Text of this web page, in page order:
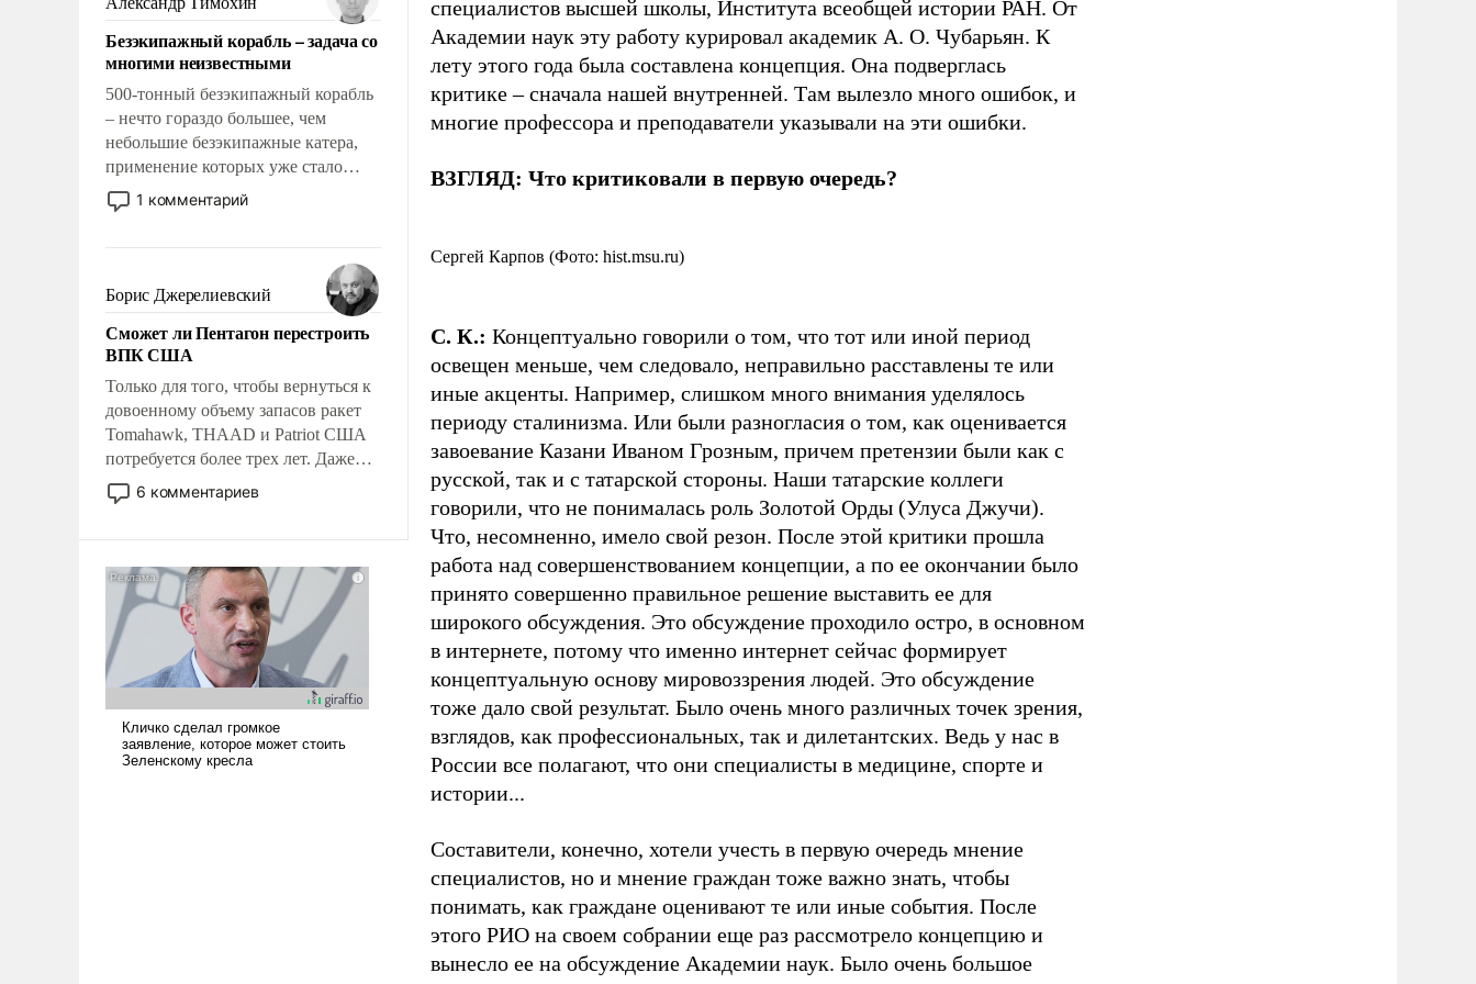
адаптироваться.
Безэкипажный корабль – задача со
многими неизвестными
500-тонный безэкипажный корабль
– нечто гораздо большее, чем
небольшие безэкипажные катера,
применение которых уже стало
обыденностью. Задача по созданию
такого корабля очень сложна и
реализация радикально поднимет
наши боевые возможности.
1 комментарий
Борис Джерелиевский
Сможет ли Пентагон перестроить
ВПК США
Только для того, чтобы вернуться к
довоенному объему запасов ракет
Tomahawk, THAAD и Patriot США
потребуется более трех лет. Даже
небольшая война с Ираном
опустошила американские
уязвимости США, например, перед
Китаем.
6 комментариев
специалистов высшей школы, Института всеобщей истории РАН. От
Академии наук эту работу курировал академик А. О. Чубарьян. К
лету этого года была составлена концепция. Она подверглась
критике – сначала нашей внутренней. Там вылезло много ошибок, и
многие профессора и преподаватели указывали на эти ошибки.
ВЗГЛЯД: Что критиковали в первую очередь?
Сергей Карпов (Фото: hist.msu.ru)
С. К.: Концептуально говорили о том, что тот или иной период
освещен меньше, чем следовало, неправильно расставлены те или
иные акценты. Например, слишком много внимания уделялось
периоду сталинизма. Или были разногласия о том, как оценивается
завоевание Казани Иваном Грозным, причем претензии были как с
русской, так и с татарской стороны. Наши татарские коллеги
говорили, что не понималась роль Золотой Орды (Улуса Джучи).
Что, несомненно, имело свой резон. После этой критики прошла
работа над совершенствованием концепции, а по ее окончании было
принято совершенно правильное решение выставить ее для
широкого обсуждения. Это обсуждение проходило остро, в основном
в интернете, потому что именно интернет сейчас формирует
концептуальную основу мировоззрения людей. Это обсуждение
тоже дало свой результат. Было очень много различных точек зрения,
взглядов, как профессиональных, так и дилетантских. Ведь у нас в
России все полагают, что они специалисты в медицине, спорте и
истории...
Составители, конечно, хотели учесть в первую очередь мнение
специалистов, но и мнение граждан тоже важно знать, чтобы
понимать, как граждане оценивают те или иные события. После
этого РИО на своем собрании еще раз рассмотрело концепцию и
вынесло ее на обсуждение Академии наук. Было очень большое